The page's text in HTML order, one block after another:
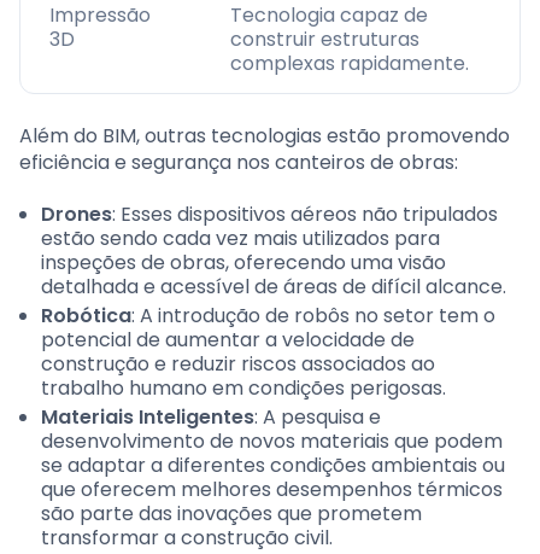
Impressão
3D
Tecnologia capaz de
construir estruturas
complexas rapidamente.
Além do BIM, outras tecnologias estão promovendo
eficiência e segurança nos canteiros de obras:
Drones: Esses dispositivos aéreos não tripulados
estão sendo cada vez mais utilizados para
inspeções de obras, oferecendo uma visão
detalhada e acessível de áreas de difícil alcance.
Robótica: A introdução de robôs no setor tem o
potencial de aumentar a velocidade de
construção e reduzir riscos associados ao
trabalho humano em condições perigosas.
Materiais Inteligentes: A pesquisa e
desenvolvimento de novos materiais que podem
se adaptar a diferentes condições ambientais ou
que oferecem melhores desempenhos térmicos
são parte das inovações que prometem
transformar a construção civil.